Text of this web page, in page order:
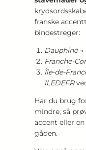
franske
bindestreger:
Dauphiné→
Franche-
Île-de-
ILEDEFR
Har du brug
mindre, så
accent eller
gåden.